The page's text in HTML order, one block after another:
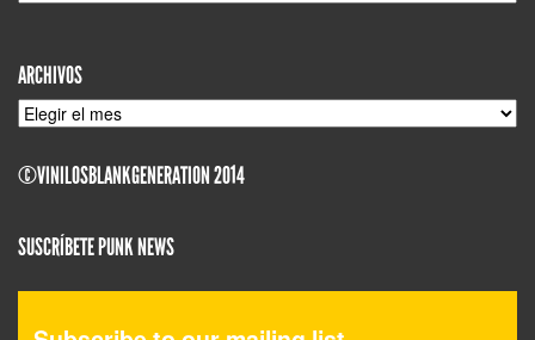
ARCHIVOS
ARCHIVOS
©VINILOSBLANKGENERATION 2014
SUSCRÍBETE PUNK NEWS